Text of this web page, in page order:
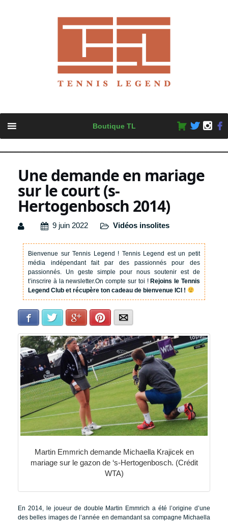
content
Boutique TL
Une demande en mariage
sur le court (s-
Hertogenbosch 2014)
9 juin 2022 Vidéos insolites
Bienvenue sur Tennis Legend ! Tennis Legend est un petit
média indépendant fait par des passionnés pour des
passionnés. Un geste simple pour nous soutenir est de
t’inscrire à la newsletter.On compte sur toi !Rejoins le Tennis
Legend Club et récupère ton cadeau de bienvenue ICI !
Facebook Twitter Google+Pinterest
Martin Emmrich demande Michaella Krajicek en
mariage sur le gazon de ‘s-Hertogenbosch. (Crédit
WTA)
En 2014, le joueur de double Martin Emmrich a été l’origine d’une
des belles images de l’année en demandant sa compagne Michaella